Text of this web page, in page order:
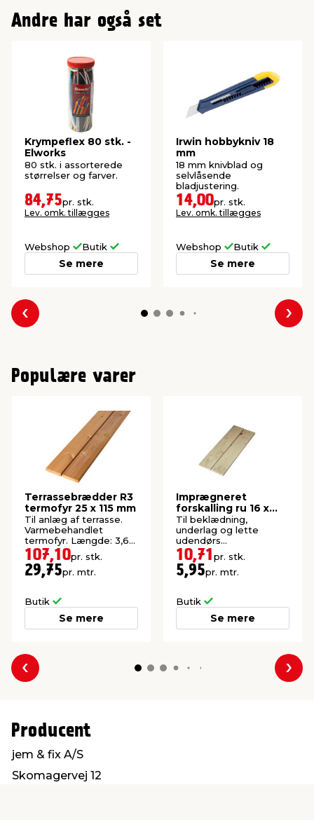
Andre har også set
Krympeflex 80 stk. -
Elworks
80 stk. i assorterede
størrelser og farver.
84,75pr. stk.
Lev. omk. tillægges
Webshop Butik
Se mere
Irwin hobbykniv 18
mm
18 mm knivblad og
selvlåsende
bladjustering.
14,00pr. stk.
Lev. omk. tillægges
Webshop Butik
Se mere
Forrige
Populære varer
Terrassebrædder R3
termofyr 25 x 115 mm
Til anlæg af terrasse.
Varmebehandlet
termofyr. Længde: 3,6
meter.
107,10pr. stk.
29,75pr. mtr.
Butik
Se mere
Imprægneret
forskalling ru 16 x
100 x 1800 mm
Til beklædning,
underlag og lette
udendørs
konstruktioner. P1-
imprægneret gran.
10,71 pr. stk.
5,95pr. mtr.
Butik
Se mere
Forrige
Producent
jem & fix A/S
Skomagervej 12